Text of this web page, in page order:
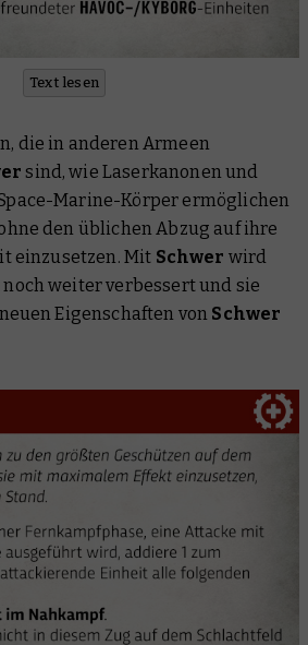
Text lesen
die in anderen Armeen
sind, wie Laserkanonen und
Marine-Körper ermöglichen
den üblichen Abzug auf ihre
einzusetzen. Mit Schwer wird
weiter verbessert und sie
Eigenschaften von Schwer